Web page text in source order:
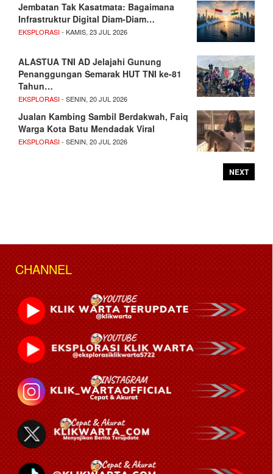
Jembatan Tak Kasatmata: Bagaimana
Infrastruktur Digital Diam-Diam…
EKSPLORASI- KAMIS, 23 JUL 2026
ALASTUA TNI AD Jelajahi Gunung
Penanggungan Semarak HUT TNI ke-81
Tahun…
EKSPLORASI- SENIN, 20 JUL 2026
Jualan Kambing Sambil Berdakwah, Faiq
Warga Kota Batu Mendadak Viral
EKSPLORASI- SENIN, 20 JUL 2026
NEXT
CHANNEL